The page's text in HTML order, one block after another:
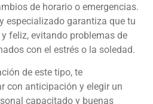
de horario o emergencias.
especializado garantiza que tu
feliz, evitando problemas de
con el estrés o la soledad.
de este tipo, te
con anticipación y elegir un
capacitado y buenas